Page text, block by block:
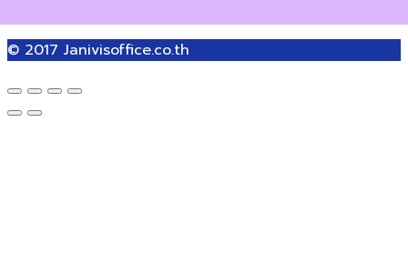
© 2017 Janivisoffice.co.th